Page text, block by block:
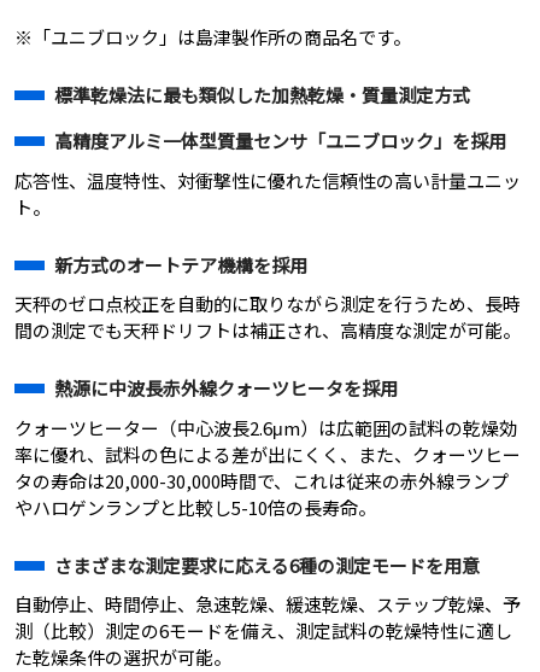
※「ユニブロック」は島津製作所の商品名です。
標準乾燥法に最も類似した加熱乾燥・質量測定方式
高精度アルミ一体型質量センサ「ユニブロック」を採用
応答性、温度特性、対衝撃性に優れた信頼性の高い計量ユニッ
ト。
新方式のオートテア機構を採用
天秤のゼロ点校正を自動的に取りながら測定を行うため、長時
間の測定でも天秤ドリフトは補正され、高精度な測定が可能。
熱源に中波長赤外線クォーツヒータを採用
クォーツヒーター（中心波長2.6μm）は広範囲の試料の乾燥効
率に優れ、試料の色による差が出にくく、また、クォーツヒー
タの寿命は20,000-30,000時間で、これは従来の赤外線ランプ
やハロゲンランプと比較し5-10倍の長寿命。
さまざまな測定要求に応える6種の測定モードを用意
自動停止、時間停止、急速乾燥、緩速乾燥、ステップ乾燥、予
測（比較）測定の6モードを備え、測定試料の乾燥特性に適し
た乾燥条件の選択が可能。